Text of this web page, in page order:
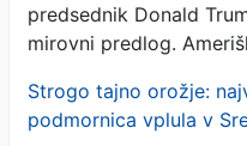
predsednik Donald
mirovni predlog.
Strogo tajno orožje:
podmornica vplula v